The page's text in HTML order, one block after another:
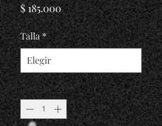
$ 185.000Precio
Talla*
Cantidad *